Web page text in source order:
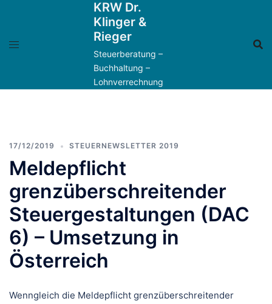
KRW Dr.
Klinger &
Rieger
Steuerberatung –
Buchhaltung –
Lohnverrechnung
17/12/2019 STEUERNEWSLETTER 2019
Meldepflicht
grenzüberschreitender
Steuergestaltungen (DAC
6) – Umsetzung in
Österreich
Wenngleich die Meldepflicht grenzüberschreitender